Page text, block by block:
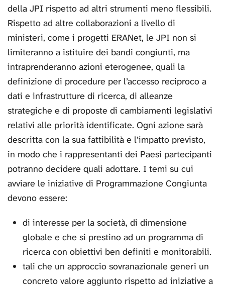
della JPI rispetto ad altri strumenti meno flessibili.
Rispetto ad altre collaborazioni a livello di
ministeri, come i progetti ERANet, le JPI non si
limiteranno a istituire dei bandi congiunti, ma
intraprenderanno azioni eterogenee, quali la
definizione di procedure per l’accesso reciproco a
dati e infrastrutture di ricerca, di alleanze
strategiche e di proposte di cambiamenti legislativi
relativi alle priorità identificate. Ogni azione sarà
descritta con la sua fattibilità e l’impatto previsto,
in modo che i rappresentanti dei Paesi partecipanti
potranno decidere quali adottare. I temi su cui
avviare le iniziative di Programmazione Congiunta
devono essere:
di interesse per la società, di dimensione
globale e che si prestino ad un programma di
ricerca con obiettivi ben definiti e monitorabili.
tali che un approccio sovranazionale generi un
concreto valore aggiunto rispetto ad iniziative a